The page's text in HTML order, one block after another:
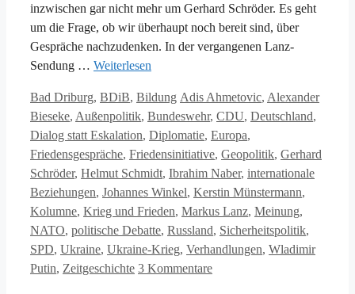
inzwischen gar nicht mehr um Gerhard Schröder. Es geht
um die Frage, ob wir überhaupt noch bereit sind, über
Gespräche nachzudenken. In der vergangenen Lanz-
Sendung … Weiterlesen
Kategorien
Bad Driburg, BDiB, Bildung Schlagwörter
Adis Ahmetovic, Alexander
Bieseke, Außenpolitik, Bundeswehr, CDU, Deutschland,
Dialog statt Eskalation, Diplomatie, Europa,
Friedensgespräche, Friedensinitiative, Geopolitik, Gerhard
Schröder, Helmut Schmidt, Ibrahim Naber, internationale
Beziehungen, Johannes Winkel, Kerstin Münstermann,
Kolumne, Krieg und Frieden, Markus Lanz, Meinung,
NATO, politische Debatte, Russland, Sicherheitspolitik,
SPD, Ukraine, Ukraine-Krieg, Verhandlungen, Wladimir
Putin, Zeitgeschichte 3 Kommentare